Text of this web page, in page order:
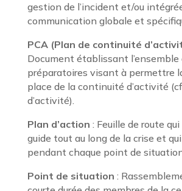
gestion de l’incident et/ou
communication globale et
PCA (Plan de continuité
Document établissant l’ensemble
préparatoires visant à permettre
place de la continuité d’activité
d’activité).
Plan d’action : Feuille de route
guide tout au long de la crise et
pendant chaque point de
Point de situation :